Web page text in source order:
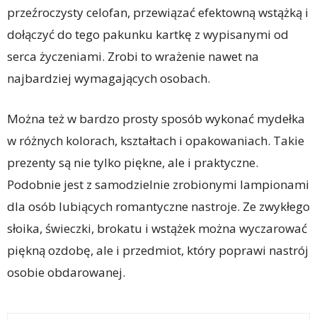
przeźroczysty celofan, przewiązać efektowną wstążką i
dołączyć do tego pakunku kartkę z wypisanymi od
serca życzeniami. Zrobi to wrażenie nawet na
najbardziej wymagających osobach.
Można też w bardzo prosty sposób wykonać mydełka
w różnych kolorach, kształtach i opakowaniach. Takie
prezenty są nie tylko piękne, ale i praktyczne.
Podobnie jest z samodzielnie zrobionymi lampionami
dla osób lubiących romantyczne nastroje. Ze zwykłego
słoika, świeczki, brokatu i wstążek można wyczarować
piękną ozdobę, ale i przedmiot, który poprawi nastrój
osobie obdarowanej.